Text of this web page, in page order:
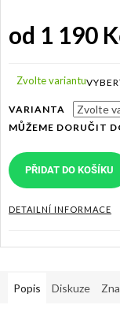
od 1 190
cena:
Zvolte variantu
VARIANTA
MŮŽEME DORUČIT
PŘIDAT DO KOŠÍKU
DETAILNÍ INFORMACE
Popis Diskuze